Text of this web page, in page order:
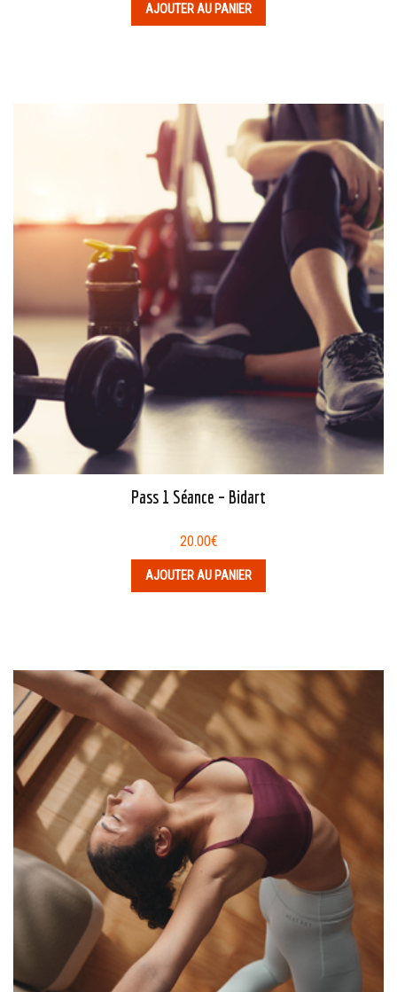
AJOUTER AU PANIER
Pass 1 Séance – Bidart
20.00€
AJOUTER AU PANIER